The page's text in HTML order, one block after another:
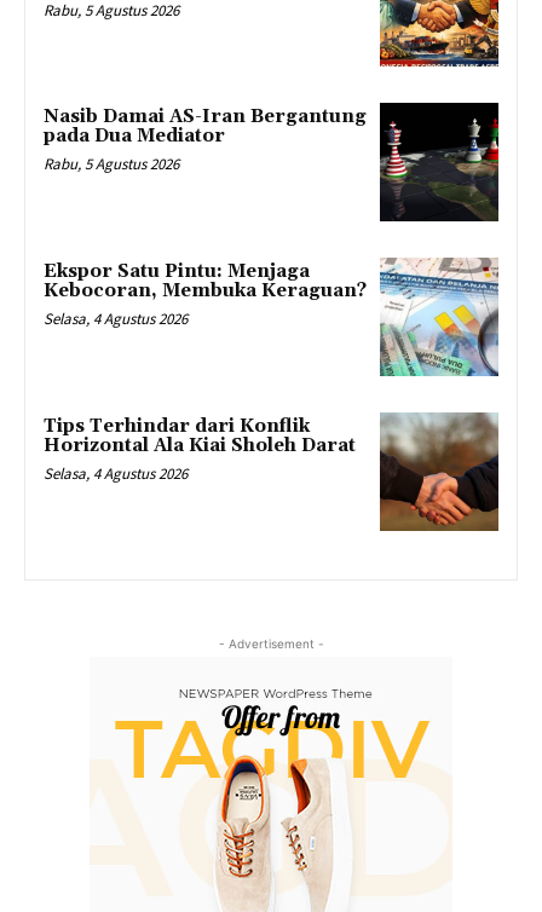
Rabu, 5 Agustus 2026
Nasib Damai AS-Iran Bergantung
pada Dua Mediator
Rabu, 5 Agustus 2026
Ekspor Satu Pintu: Menjaga
Kebocoran, Membuka Keraguan?
Selasa, 4 Agustus 2026
Tips Terhindar dari Konflik
Horizontal Ala Kiai Sholeh Darat
Selasa, 4 Agustus 2026
- Advertisement -